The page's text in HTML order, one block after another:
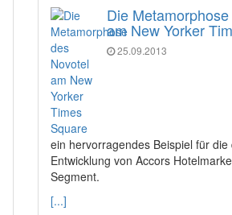
Die
am New Yorker
25.09.2013
ein hervorragendes Beispiel für die
Entwicklung von Accors
Segment.
[...]